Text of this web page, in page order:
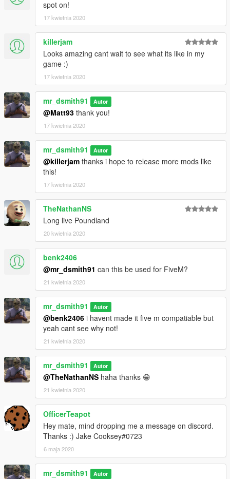
spot on!
17 kwietnia 2020
killerjam
Looks amazing cant wait to see what its like in my
game :)
17 kwietnia 2020
mr_dsmith91 Autor
@Matt93 thank you!
17 kwietnia 2020
mr_dsmith91 Autor
@killerjam thanks i hope to release more mods like
this!
17 kwietnia 2020
TheNathanNS
Long live Poundland
20 kwietnia 2020
benk2406
@mr_dsmith91 can this be used for FiveM?
21 kwietnia 2020
mr_dsmith91 Autor
@benk2406 i havent made it five m compatiable but
yeah cant see why not!
21 kwietnia 2020
mr_dsmith91 Autor
@TheNathanNS haha thanks 😁
21 kwietnia 2020
OfficerTeapot
Hey mate, mind dropping me a message on discord.
Thanks :) Jake Cooksey#0723
6 maja 2020
mr_dsmith91 Autor